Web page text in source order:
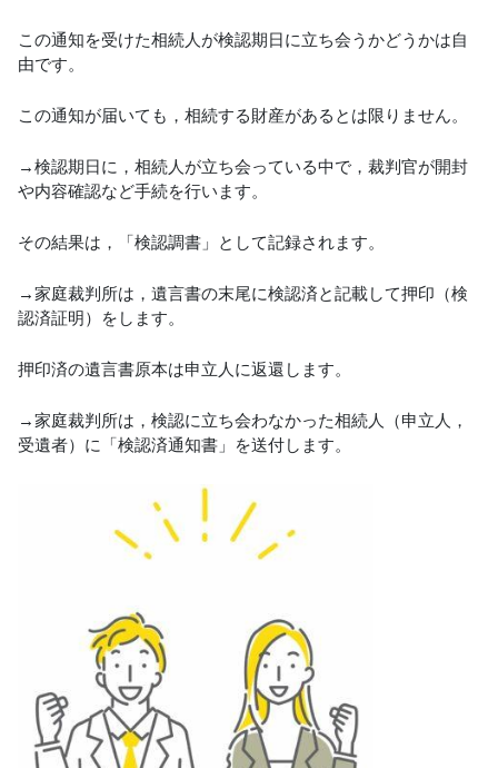
この通知を受けた相続人が検認期日に立ち会うかどうかは自
由です。
この通知が届いても，相続する財産があるとは限りません。
→検認期日に，相続人が立ち会っている中で，裁判官が開封
や内容確認など手続を行います。
その結果は，「検認調書」として記録されます。
→家庭裁判所は，遺言書の末尾に検認済と記載して押印（検
認済証明）をします。
押印済の遺言書原本は申立人に返還します。
→家庭裁判所は，検認に立ち会わなかった相続人（申立人，
受遺者）に「検認済通知書」を送付します。